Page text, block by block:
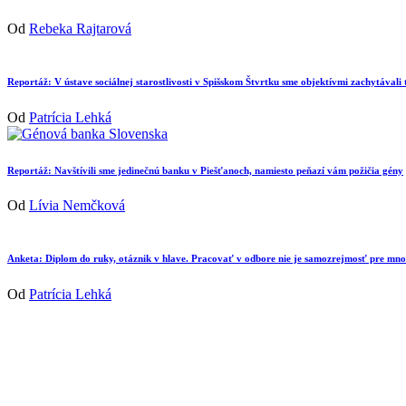
Od Rebeka Rajtarová
Reportáž: V ústave sociálnej starostlivosti v Spišskom Štvrtku sme objektívmi zachytávali
Od Patrícia Lehká
Reportáž: Navštívili sme jedinečnú banku v Piešťanoch, namiesto peňazí vám požičia gény
Od Lívia Nemčková
Anketa: Diplom do ruky, otáznik v hlave. Pracovať v odbore nie je samozrejmosť pre
Od Patrícia Lehká